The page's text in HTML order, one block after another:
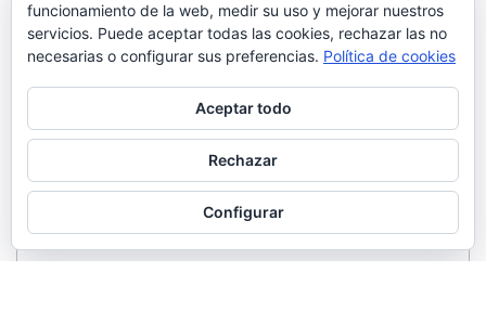
funcionamiento de la web, medir su uso y mejorar nuestros
servicios. Puede aceptar todas las cookies, rechazar las no
necesarias o configurar sus preferencias. Política de cookies
Aceptar todo
Rechazar
Configurar